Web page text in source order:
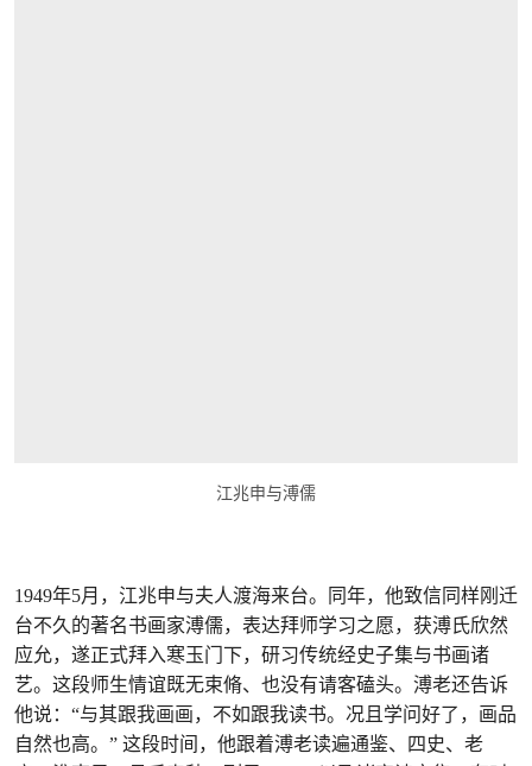
江兆申与溥儒
1949年5月，江兆申与夫人渡海来台。同年，他致信同样刚迁
台不久的著名书画家溥儒，表达拜师学习之愿，获溥氏欣然
应允，遂正式拜入寒玉门下，研习传统经史子集与书画诸
艺。这段师生情谊既无束脩、也没有请客磕头。溥老还告诉
他说：“与其跟我画画，不如跟我读书。况且学问好了，画品
自然也高。” 这段时间，他跟着溥老读遍通鉴、四史、老